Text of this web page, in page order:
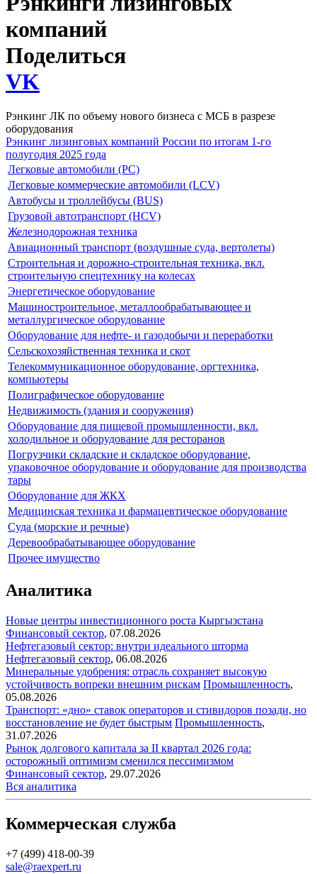
компаний
Поделиться
VK
Рэнкинг ЛК по объему нового бизнеса с МСБ в разрезе
оборудования
Рэнкинг лизинговых компаний России по итогам 1-го
полугодия 2025 года
Легковые автомобили (PC)
Легковые коммерческие автомобили (LCV)
Автобусы и троллейбусы (BUS)
Грузовой автотранспорт (HCV)
Железнодорожная техника
Авиационный транспорт (воздушные суда, вертолеты)
Строительная и дорожно-строительная техника, вкл.
строительную спецтехнику на колесах
Энергетическое оборудование
Машиностроительное, металлообрабатывающее и
металлургическое оборудование
Оборудование для нефте- и газодобычи и переработки
Сельскохозяйственная техника и скот
Телекоммуникационное оборудование, оргтехника,
компьютеры
Полиграфическое оборудование
Недвижимость (здания и сооружения)
Оборудование для пищевой промышленности, вкл.
холодильное и оборудование для ресторанов
Погрузчики складские и складское оборудование,
упаковочное оборудование и оборудование для производства
тары
Оборудование для ЖКХ
Медицинская техника и фармацевтическое оборудование
Суда (морские и речные)
Деревообрабатывающее оборудование
Прочее имущество
Аналитика
Новые центры инвестиционного роста Кыргызстана
Финансовый сектор, 07.08.2026
Нефтегазовый сектор: внутри идеального шторма
Нефтегазовый сектор, 06.08.2026
Минеральные удобрения: отрасль сохраняет высокую
устойчивость вопреки внешним рискам Промышленность,
05.08.2026
Транспорт: «дно» ставок операторов и стивидоров позади, но
восстановление не будет быстрым Промышленность,
31.07.2026
Рынок долгового капитала за II квартал 2026 года:
осторожный оптимизм сменился пессимизмом
Финансовый сектор, 29.07.2026
Вся аналитика
Коммерческая служба
+7 (499) 418-00-39
sale@raexpert.ru